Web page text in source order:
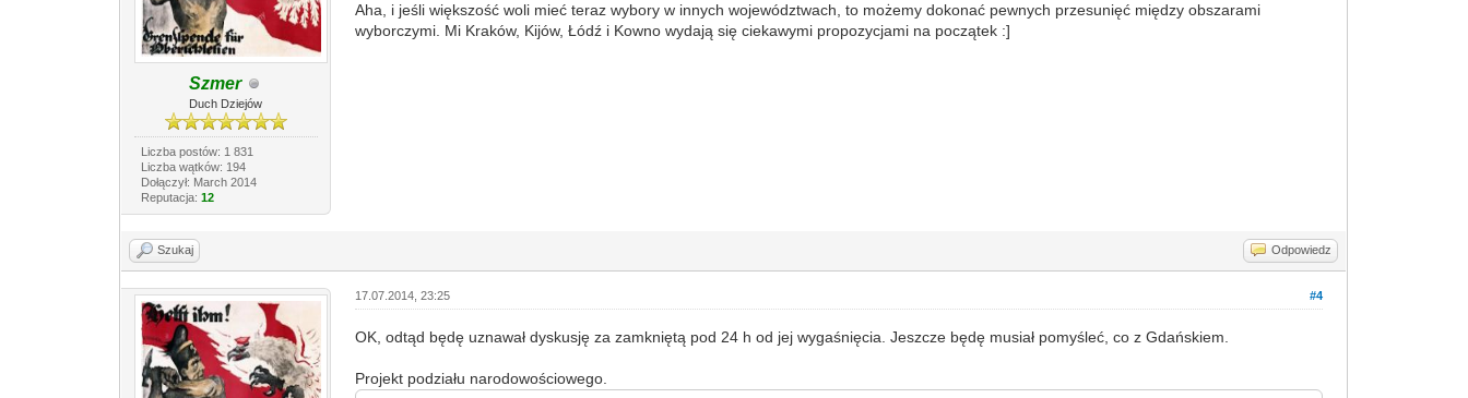
Szmer
Duch Dziejów
Liczba postów: 1 831
Liczba wątków: 194
Dołączył: March 2014
Reputacja: 12
Aha, i jeśli większość woli mieć teraz wybory w innych województwach, to możemy dokonać pewnych przesunięć między obszarami
wyborczymi. Mi Kraków, Kijów, Łódź i Kowno wydają się ciekawymi propozycjami na początek :]
Szukaj Odpowiedz
#4
17.07.2014, 23:25
OK, odtąd będę uznawał dyskusję za zamkniętą pod 24 h od jej wygaśnięcia. Jeszcze będę musiał pomyśleć, co z Gdańskiem.
Projekt podziału narodowościowego.